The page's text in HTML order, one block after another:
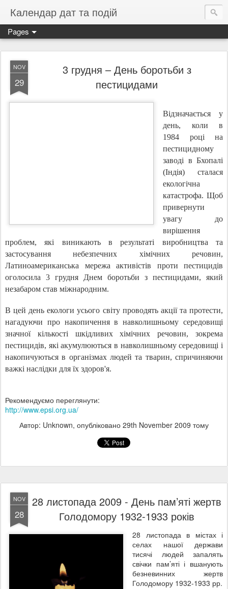
Календар дат та подій
Pages
NOV
29
3 грудня – День боротьби з
пестицидами
Відзначається у
день, коли в
1984 році на
пестицидному
заводі в Бхопалі
(Індія) сталася
екологічна
катастрофа. Щоб
привернути
увагу до
вирішення
проблем, які виникають в результаті виробництва та
застосування небезпечних хімічних речовин,
Латиноамериканська мережа активістів проти пестицидів
оголосила 3 грудня Днем боротьби з пестицидами, який
незабаром став міжнародним.
В цей день екологи усього світу проводять акції та протести,
нагадуючи про накопичення в навколишньому середовищі
значної кількості шкідливих хімічних речовин, зокрема
пестицидів, які акумулюються в навколишньому середовищі і
накопичуються в організмах людей та тварин, спричиняючи
важкі наслідки для їх здоров'я.
Рекомендуємо переглянути:
http://www.epsi.org.ua/
Автор: Unknown, опубліковано 29th November 2009 тому
NOV
28
28 листопада 2009 - День пам’яті жертв
Голодомору 1932-1933 років
28 листопада в містах і
селах нашої держави
тисячі людей запалять
свічки пам’яті і вшанують
безневинних жертв
Голодомору 1932-1933 рр.